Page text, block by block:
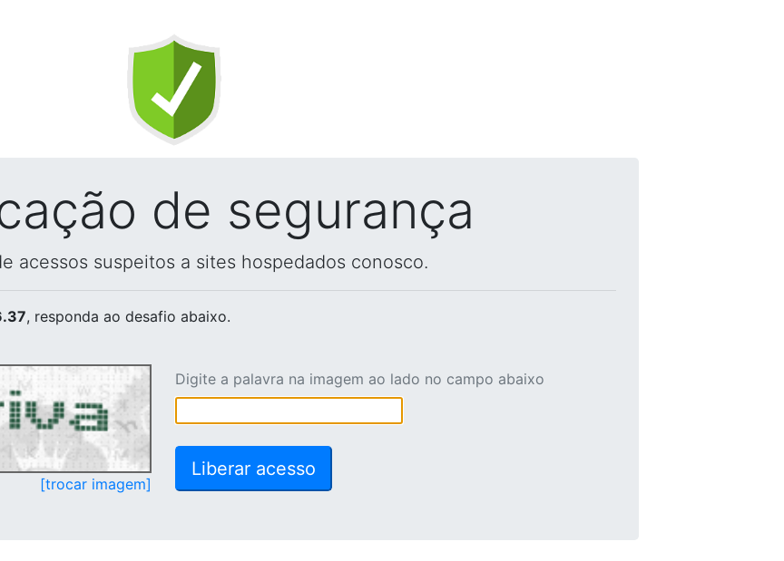
de segurança
acessos suspeitos a sites hospedados conosco.
, responda ao desafio abaixo.
[trocar imagem]
Digite a palavra na imagem ao lado no campo abaixo